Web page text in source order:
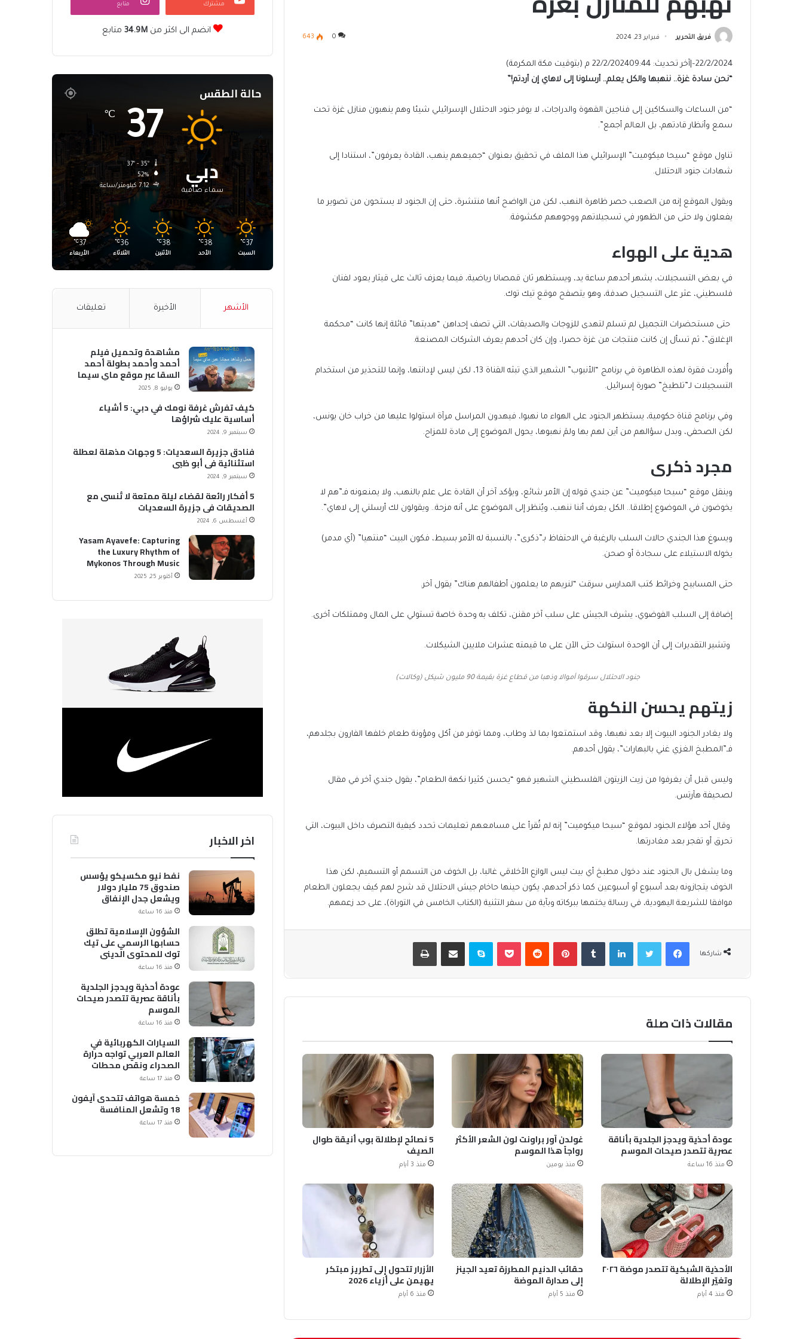
فريق التحرير فبراير 23, 2024 0
643
22/2/2024
– آخر تحديث: 22/2/2024 09:44 م (بتوقيت مكة المكرمة)
“نحن سادة غزة.. ننهبها والكل يعلم.. أرسلونا إلى لاهاي إن أردتم!”
“من الساعات والسكاكين إلى فناجين القهوة والدراجات، لا يوفر جنود الاحتلال الإسرائيلي شيئا وهم ينهبون منازل غزة تحت
سمع وأنظار قادتهم، بل العالم أجمع”.
تناول موقع “سيحا ميكوميت” الإسرائيلي هذا الملف في تحقيق بعنوان “جميعهم ينهب، القادة يعرفون”، استنادا إلى
شهادات جنود الاحتلال.
ويقول الموقع إنه من الصعب حصر ظاهرة النهب، لكن من الواضح أنها منتشرة، حتى إن الجنود لا يستحون من تصوير ما
يفعلون ولا حتى من الظهور في تسجيلاتهم ووجوههم مكشوفة.
هدية على الهواء
في بعض التسجيلات، يشهر أحدهم ساعة يد، ويستظهر ثان قمصانا رياضية، فيما يعزف ثالث على قيثار يعود لفنان
فلسطيني، عثر على التسجيل صدفة، وهو يتصفح موقع تيك توك.
حتى مستحضرات التجميل لم تسلم لتهدى للزوجات والصديقات، التي تصف إحداهن “هديتها” قائلة إنها كانت “محكمة
الإغلاق”، ثم تسأل إن كانت منتجات من غزة حصرا، وإن كان أحدهم يعرف الشركات المصنعة.
وأُفردت فقرة لهذه الظاهرة في برنامج “الأنبوب” الشهير الذي تبثه القناة 13، لكن ليس لإدانتها، وإنما للتحذير من استخدام
التسجيلات لـ”تلطيخ” صورة إسرائيل.
وفي برنامج قناة حكومية، يستظهر الجنود على الهواء ما نهبوا، فيهدون المراسل مرآة استولوا عليها من خراب خان يونس،
لكن الصحفي، وبدل سؤالهم من أين لهم بها ولمَ نهبوها، يحول الموضوع إلى مادة للمزاح.
مجرد ذكرى
وينقل موقع “سيحا ميكوميت” عن جندي قوله إن الأمر شائع، ويؤكد آخر أن القادة على علم بالنهب، ولا يمنعونه فـ”هم لا
يخوضون في الموضوع إطلاقا.. الكل يعرف أننا ننهب، ويُنظر إلى الموضوع على أنه مزحة.. ويقولون لك أرسلني إلى لاهاي”.
ويسوغ هذا الجندي حالات السلب بالرغبة في الاحتفاظ بـ”ذكرى”، بالنسبة له الأمر بسيط، فكون البيت “منتهيا” (أي مدمر)
يخوله الاستيلاء على سجادة أو صحن.
حتى المسابيح وخرائط كتب المدارس سرقت “لنريهم ما يعلمون أطفالهم هناك” يقول آخر.
إضافة إلى السلب الفوضوي، يشرف الجيش على سلب آخر مقنن، تكلف به وحدة خاصة تستولي على المال وممتلكات أخرى.
وتشير التقديرات إلى أن الوحدة استولت حتى الآن على ما قيمته عشرات ملايين الشيكلات.
جنود الاحتلال سرقوا أموالا وذهبا من قطاع غزة بقيمة 90 مليون شيكل (وكالات)
زيتهم يحسن النكهة
ولا يغادر الجنود البيوت إلا بعد نهبها، وقد استمتعوا بما لذ وطاب، ومما توفر من أكل ومؤونة طعام خلفها الفارون بجلدهم،
فـ”المطبخ الغزي غني بالبهارات”، يقول أحدهم.
وليس قبل أن يغرفوا من زيت الزيتون الفلسطيني الشهير فهو “يحسن كثيرا نكهة الطعام”، يقول جندي آخر في مقال
لصحيفة هآرتس.
وقال أحد هؤلاء الجنود لموقع “سيحا ميكوميت” إنه لم تُقرأ على مسامعهم تعليمات تحدد كيفية التصرف داخل البيوت، التي
تحرق أو تفجر بعد مغادرتها.
وما يشغل بال الجنود عند دخول مطبخ أي بيت ليس الوازع الأخلاقي غالبا، بل الخوف من التسمم أو التسميم، لكن هذا
الخوف يتجازونه بعد أسبوع أو أسبوعين كما ذكر أحدهم، يكون حينها حاخام جيش الاحتلال قد شرح لهم كيف يجعلون الطعام
موافقا للشريعة اليهودية، في رسالة يختمها ببركاته وبآية من سفر التثنية (الكتاب الخامس في التوراة)، على حد زعمهم.
شاركها
فيسبوكتويتر لينكدإن بينتيريست بوكيت سكايب مشاركة عبر البريد طباعة
مقالات ذات صلة
عودة أحذية ويدجز الجلدية بأناقة
عصرية تتصدر صيحات الموسم
منذ 16 ساعة
غولدن آور براونت لون الشعر الأكثر
رواجاً هذا الموسم
منذ يومين
5 نصائح لإطلالة بوب أنيقة طوال
الصيف
منذ 3 أيام
الأحذية الشبكية تتصدر موضة ٢٠٢٦
وتغيّر الإطلالة
منذ 4 أيام
حقائب الدنيم المطرزة تعيد الجينز
إلى صدارة الموضة
منذ 5 أيام
الأزرار تتحول إلى تطريز مبتكر
يهيمن على أزياء 2026
منذ 6 أيام
مشترك متابع
انضم الى اكثر من34.9M متابع
حالة الطقس
دبي
سماء صافية
37
℃
52%
7.12 كيلومتر/ساعة
37
℃
السبت
38
℃
الأحد
38
℃
الأثنين
36
℃
الثلاثاء
37
℃
الأربعاء
الأشهر الأخيرة تعليقات
مشاهدة وتحميل فيلم
أحمد وأحمد بطولة أحمد
السقا عبر موقع ماي سيما
MyCima (وي سيما WeCima)
يوليو 8, 2025
كيف تفرش غرفة نومك في دبي: 5 أشياء
أساسية عليك شراؤها
سبتمبر 9, 2024
فنادق جزيرة السعديات: 5 وجهات مذهلة لعطلة
استثنائية في أبو ظبي
سبتمبر 9, 2024
5 أفكار رائعة لقضاء ليلة ممتعة لا تُنسى مع
الصديقات في جزيرة السعديات
أغسطس 6, 2024
Yasam Ayavefe: Capturing
the Luxury Rhythm of
Mykonos Through Music
أكتوبر 25, 2025
اخر الاخبار
نفط نيو مكسيكو يؤسس
صندوق 75 مليار دولار
ويشعل جدل الإنفاق
منذ 16 ساعة
الشؤون الإسلامية تطلق
حسابها الرسمي على تيك
توك للمحتوى الديني
منذ 16 ساعة
عودة أحذية ويدجز الجلدية
بأناقة عصرية تتصدر صيحات
الموسم
منذ 16 ساعة
السيارات الكهربائية في
العالم العربي تواجه حرارة
الصحراء ونقص محطات
الشحن
منذ 17 ساعة
خمسة هواتف تتحدى آيفون
18 وتشعل المنافسة
منذ 17 ساعة